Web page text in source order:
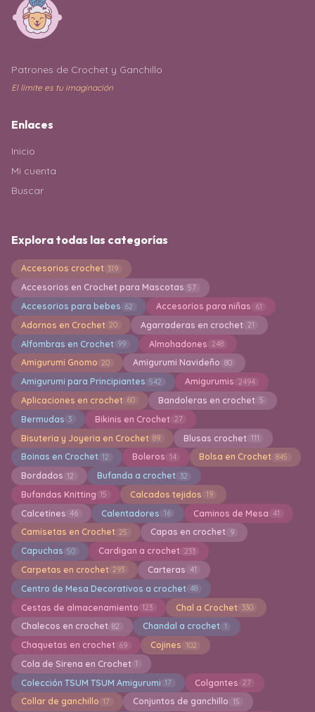
Patrones de Crochet y Ganchillo
El límite es tu imaginación
Enlaces
Inicio
Mi cuenta
Buscar
Explora todas las categorías
Accesorios crochet 319
Accesorios en Crochet para Mascotas 57
Accesorios para bebes 62 Accesorios para niñas 61
Adornos en Crochet 20 Agarraderas en crochet 21
Alfombras en Crochet 99 Almohadones 248
Amigurumi Gnomo 20 Amigurumi Navideño 80
Amigurumi para Principiantes 542 Amigurumis 2494
Aplicaciones en crochet 60 Bandoleras en crochet 5
Bermudas 3 Bikinis en Crochet 27
Bisuteria y Joyeria en Crochet 89 Blusas crochet 111
Boinas en Crochet 12 Boleros 14 Bolsa en Crochet 845
Bordados 12 Bufanda a crochet 32
Bufandas Knitting 15 Calcados tejidos 19
Calcetines 46 Calentadores 16 Caminos de Mesa 41
Camisetas en Crochet 25 Capas en crochet 9
Capuchas 50 Cardigan a crochet 233
Carpetas en crochet 293 Carteras 41
Centro de Mesa Decorativos a crochet 48
Cestas de almacenamiento 123 Chal a Crochet 330
Chalecos en crochet 82 Chandal a crochet 1
Chaquetas en crochet 69 Cojines 102
Cola de Sirena en Crochet 1
Colección TSUM TSUM Amigurumi 17 Colgantes 27
Collar de ganchillo 17 Conjuntos de ganchillo 15